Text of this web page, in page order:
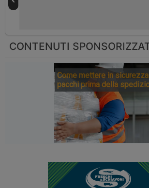
CONTENUTI
Come mettere in
pacchi prima della